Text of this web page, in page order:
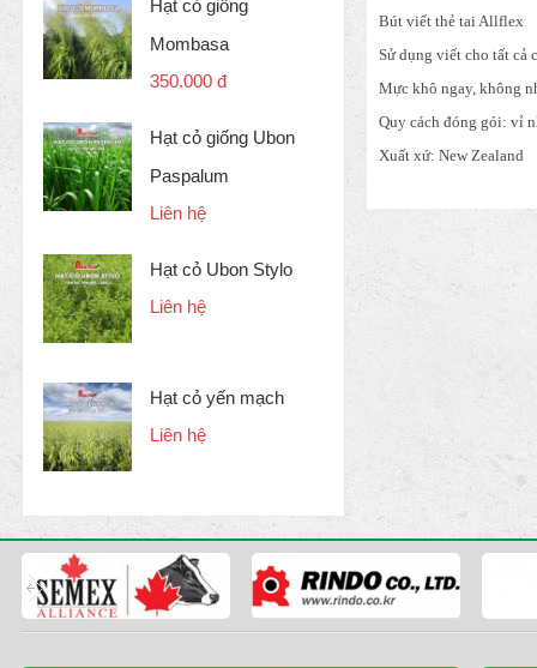
Hạt cỏ giống
Mombasa
350.000 đ
Hạt cỏ giống Ubon
Paspalum
Liên hệ
Hạt cỏ Ubon Stylo
Liên hệ
Hạt cỏ yến mạch
Liên hệ
Bút viết thẻ tai Allflex
Sử dụng viết cho tất cả
Mực khô ngay, không
Quy cách đóng gói: vỉ
Xuất xứ: New Zealand